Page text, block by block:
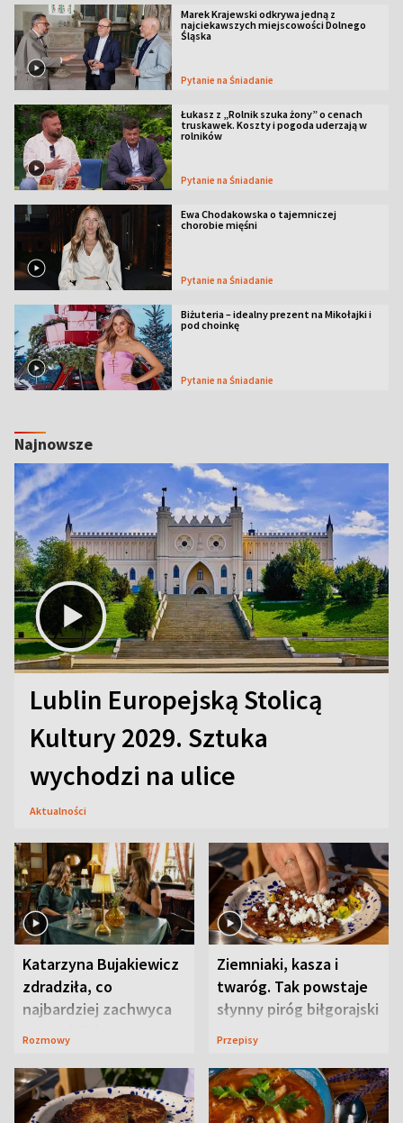
Marek Krajewski odkrywa jedną z
najciekawszych miejscowości Dolnego
Śląska
Pytanie na Śniadanie
Łukasz z „Rolnik szuka żony” o cenach
truskawek. Koszty i pogoda uderzają w
rolników
Pytanie na Śniadanie
Ewa Chodakowska o tajemniczej
chorobie mięśni
Pytanie na Śniadanie
Biżuteria – idealny prezent na Mikołajki i
pod choinkę
Pytanie na Śniadanie
Najnowsze
Lublin Europejską Stolicą
Kultury 2029. Sztuka
wychodzi na ulice
Aktualności
Katarzyna Bujakiewicz
zdradziła, co
najbardziej zachwyca
ją w Lublinie
Rozmowy
Ziemniaki, kasza i
twaróg. Tak powstaje
słynny piróg biłgorajski
Przepisy